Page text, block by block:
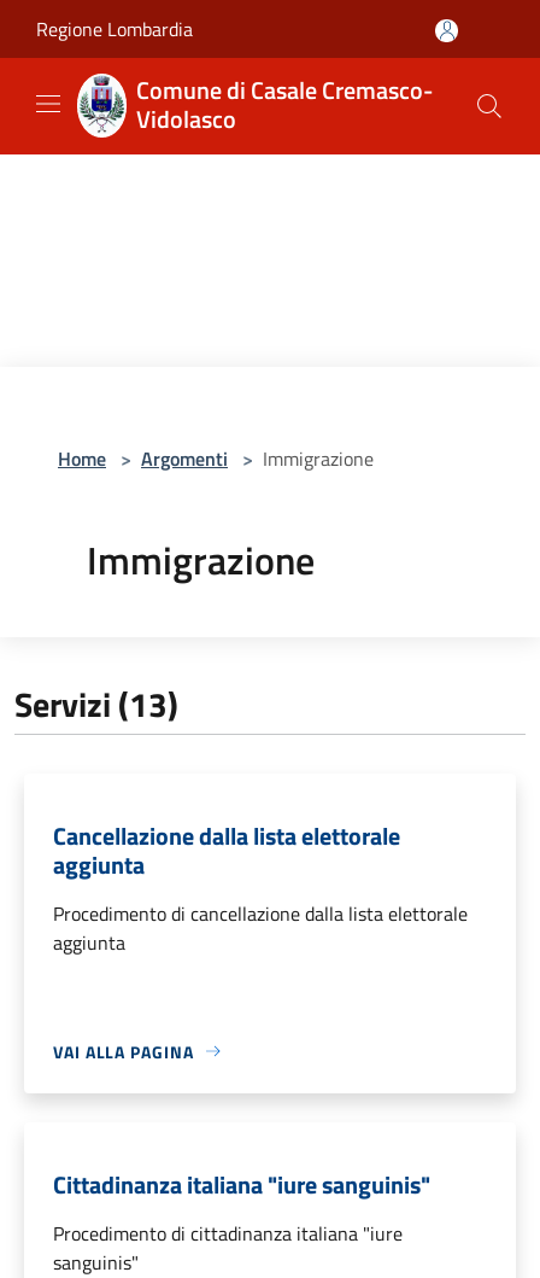
Regione Lombardia
Comune di Casale Cremasco-
Vidolasco
Home > Argomenti > Immigrazione
Immigrazione
Servizi (13)
Cancellazione dalla lista elettorale
aggiunta
Procedimento di cancellazione dalla lista elettorale
aggiunta
VAI ALLA PAGINA
Cittadinanza italiana "iure sanguinis"
Procedimento di cittadinanza italiana "iure
sanguinis"